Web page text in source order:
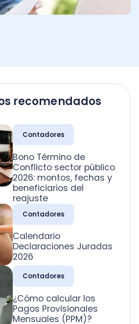
público
fechas y
del
Juradas
los
(PPM)?
la clasificación